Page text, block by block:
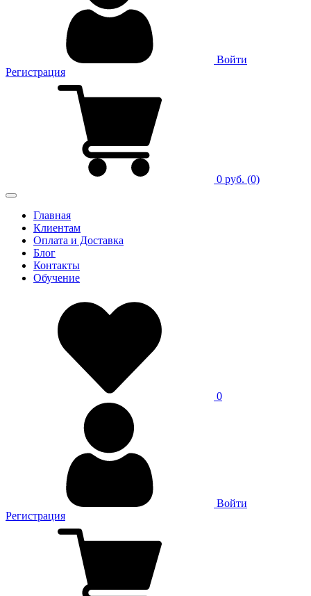
Войти
Регистрация
0 руб. (0)
Главная
Клиентам
Оплата и Доставка
Блог
Контакты
Обучение
0
Войти
Регистрация